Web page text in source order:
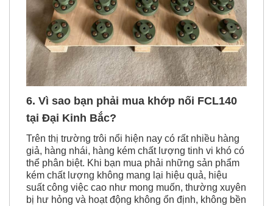
6. Vì sao bạn phải mua khớp nối FCL140
tại Đại Kinh Bắc?
Trên thị trường trôi nổi hiện nay có rất nhiều hàng
giả, hàng nhái, hàng kém chất lượng tinh vi khó có
thể phân biệt. Khi bạn mua phải những sản phẩm
kém chất lượng không mang lại hiệu quả, hiệu
suất công việc cao như mong muốn, thường xuyên
bị hư hỏng và hoạt động không ổn định, không bền